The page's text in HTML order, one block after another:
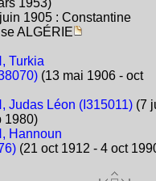
1953)
1905 : Constantine
ALGÉRIE
Turkia
(13 mai 1906 - oct
Judas Léon (I315011)(7
1980)
Hannoun
(21 oct 1912 - 4 oct